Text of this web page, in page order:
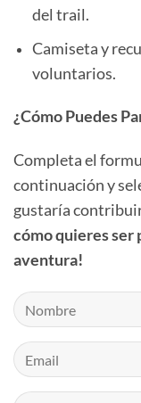
del trail.
Camiseta y
voluntarios.
¿Cómo Puedes
Completa el
continuación y
gustaría
cómo quieres ser
aventura!